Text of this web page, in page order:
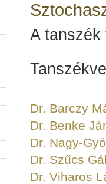
A tanszék
Dr. Barczy
Dr. Benke
Dr. Nagy-
Dr. Szűcs
Dr. Viharos